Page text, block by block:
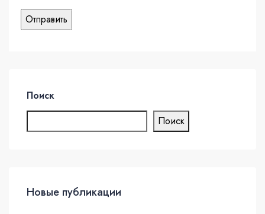
Поиск
Поиск
Новые публикации